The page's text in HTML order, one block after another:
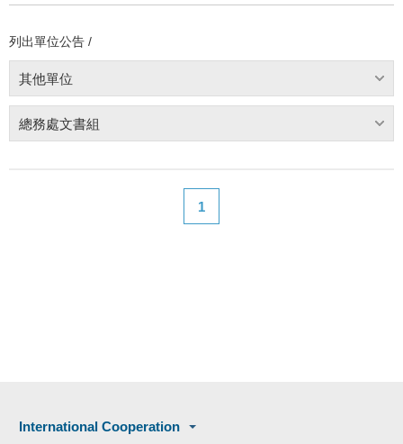
列出單位公告 /
其他單位
總務處文書組
1
International Cooperation